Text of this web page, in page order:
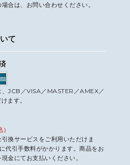
合は、お問い合わせください。
て
、JCB／VISA／MASTER／AMEX／
ます。
)
換サービスをご利用いただけま
代引手数料がかかります。商品をお
金にてお支払いください。